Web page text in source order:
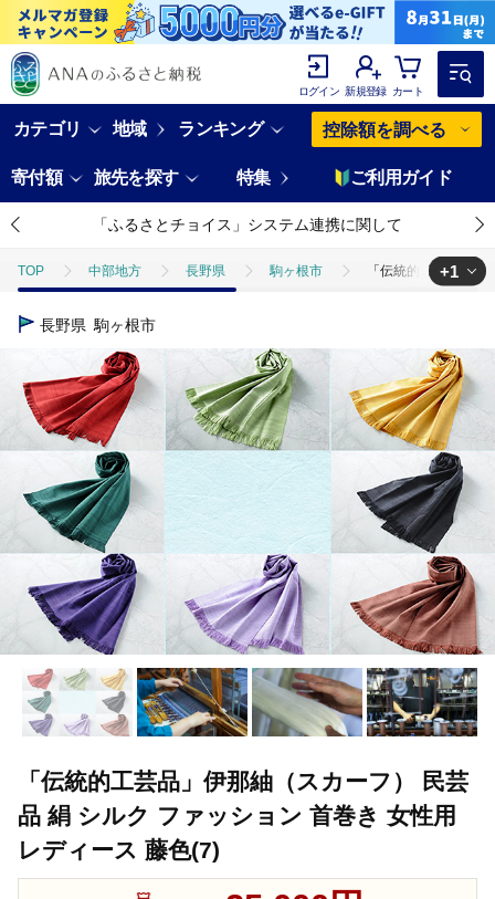
ログイン 新規登録 カート
カテゴリ 地域 ランキング 控除額を調べる
寄付額 旅先を探す 特集 ご利用ガイド
「ふるさとチョイス」システム連携に関して
TOP 中部地方 長野県 駒ヶ根市 「伝統的工芸品」
TOP
+1
長野県 駒ヶ根市
「伝統的工芸品」伊那紬（スカーフ） 民芸
品 絹 シルク ファッション 首巻き 女性用
レディース 藤色(7)